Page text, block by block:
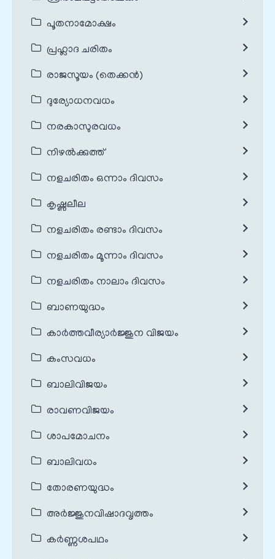
പൂതനാമോക്ഷം
പ്രഹ്ലാദ ചരിതം
രാജസൂയം (തെക്കൻ)
ദുര്യോധനവധം
നരകാസുരവധം
നിഴൽക്കുത്ത്
നളചരിതം ഒന്നാം ദിവസം
കൃഷ്ണലീല
നളചരിതം രണ്ടാം ദിവസം
നളചരിതം മൂന്നാം ദിവസം
നളചരിതം നാലാം ദിവസം
ബാണയുദ്ധം
കാർത്തവീര്യാർജ്ജുന വിജയം
കംസവധം
ബാലിവിജയം
രാവണവിജയം
ശാപമോചനം
ബാലിവധം
തോരണയുദ്ധം
അർജ്ജുനവിഷാദവൃത്തം
കർണ്ണശപഥം